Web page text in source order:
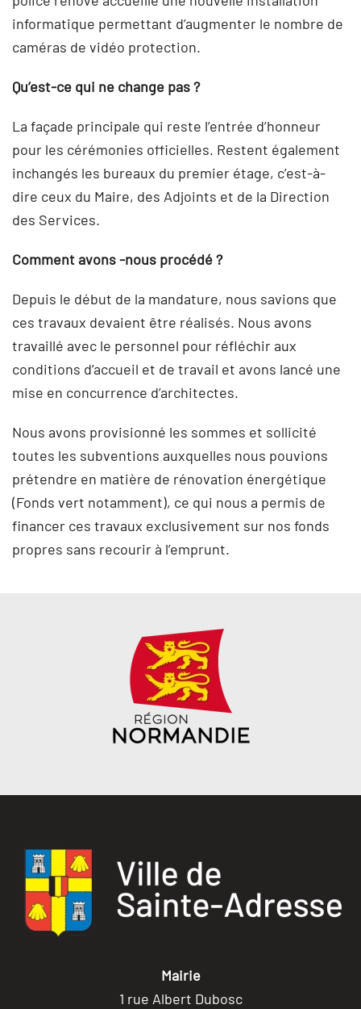
informatique permettant d’augmenter le nombre de
caméras de vidéo protection.
Qu’est-ce qui ne change pas ?
La façade principale qui reste l’entrée d’honneur
pour les cérémonies officielles. Restent également
inchangés les bureaux du premier étage, c’est-à-
dire ceux du Maire, des Adjoints et de la Direction
des Services.
Comment avons -nous procédé ?
Depuis le début de la mandature, nous savions que
ces travaux devaient être réalisés. Nous avons
travaillé avec le personnel pour réfléchir aux
conditions d’accueil et de travail et avons lancé une
mise en concurrence d’architectes.
Nous avons provisionné les sommes et sollicité
toutes les subventions auxquelles nous pouvions
prétendre en matière de rénovation énergétique
(Fonds vert notamment), ce qui nous a permis de
financer ces travaux exclusivement sur nos fonds
propres sans recourir à l’emprunt.
Mairie
1 rue Albert Dubosc